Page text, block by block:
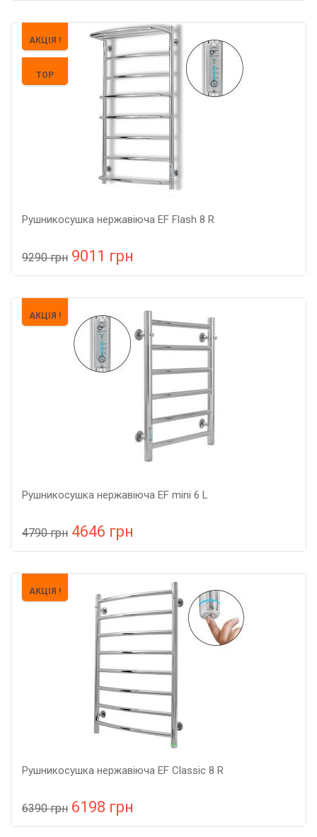
Колір: нержавійка, Підключення: ліве, Потужність: 160 Вт,
Розмір: 950х530х150,
АКЦІЯ !
TOP
Рушникосушка нержавіюча EF Flash 8 R
9290 грн 9011 грн
Колір: нержавійка, Підключення: праве, Потужність: 150
Вт, Розмір: 1005х530х302,
АКЦІЯ !
Рушникосушка нержавіюча EF mini 6 L
4790 грн 4646 грн
Колір: нержавійка, Підключення: ліве, Потужність: 80 Вт,
Розмір: 605x430x65,
АКЦІЯ !
Рушникосушка нержавіюча EF Classic 8 R
6390 грн 6198 грн